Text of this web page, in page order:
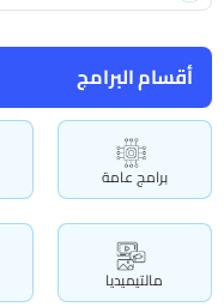
أقسام البرامج
برامج عامة
مالتيميديا